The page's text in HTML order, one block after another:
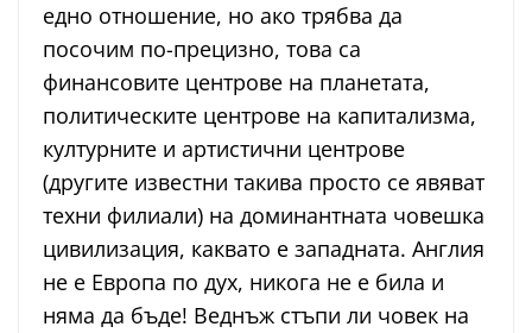
едно отношение, но ако трябва да
посочим по-прецизно, това са
финансовите центрове на планетата,
политическите центрове на капитализма,
културните и артистични центрове
(другите известни такива просто се явяват
техни филиали) на доминантната човешка
цивилизация, каквато е западната. Англия
не е Европа по дух, никога не е била и
няма да бъде! Веднъж стъпи ли човек на